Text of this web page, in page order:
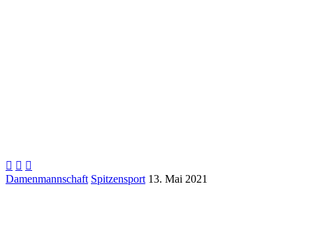
  
Damenmannschaft Spitzensport 13. Mai 2021